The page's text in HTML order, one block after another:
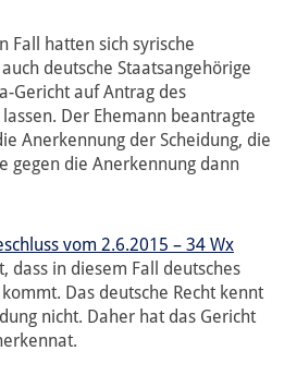
Fall hatten sich syrische
deutsche Staatsangehörige
Gericht auf Antrag des
Der Ehemann beantragte
Anerkennung der Scheidung, die
gegen die Anerkennung dann
vom 2.6.2015 – 34 Wx
dass in diesem Fall deutsches
Das deutsche Recht kennt
nicht. Daher hat das Gericht